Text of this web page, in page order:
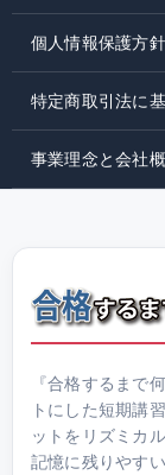
個人情報保護方針
特定商取引法に
事業理念と会社
『合格するまで
トにした短期講
ットをリズミカ
記憶に残りやす